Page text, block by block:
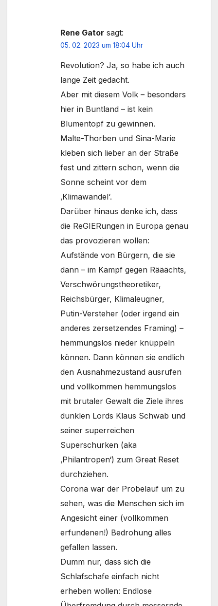
Rene Gator sagt:
05. 02. 2023 um 18:04 Uhr
Revolution? Ja, so habe ich auch
lange Zeit gedacht.
Aber mit diesem Volk – besonders
hier in Buntland – ist kein
Blumentopf zu gewinnen.
Malte-Thorben und Sina-Marie
kleben sich lieber an der Straße
fest und zittern schon, wenn die
Sonne scheint vor dem
‚Klimawandel‘.
Darüber hinaus denke ich, dass
die ReGIERungen in Europa genau
das provozieren wollen:
Aufstände von Bürgern, die sie
dann – im Kampf gegen Rääächts,
Verschwörungstheoretiker,
Reichsbürger, Klimaleugner,
Putin-Versteher (oder irgend ein
anderes zersetzendes Framing) –
hemmungslos nieder knüppeln
können. Dann können sie endlich
den Ausnahmezustand ausrufen
und vollkommen hemmungslos
mit brutaler Gewalt die Ziele ihres
dunklen Lords Klaus Schwab und
seiner superreichen
Superschurken (aka
‚Philantropen‘) zum Great Reset
durchziehen.
Corona war der Probelauf um zu
sehen, was die Menschen sich im
Angesicht einer (vollkommen
erfundenen!) Bedrohung alles
gefallen lassen.
Dumm nur, dass sich die
Schlafschafe einfach nicht
erheben wollen: Endlose